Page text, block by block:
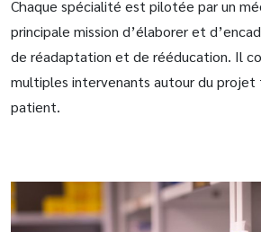
Chaque spécialité est pilotée par un
principale mission d’élaborer et
de réadaptation et de rééducation. Il
multiples intervenants autour du projet
patient.